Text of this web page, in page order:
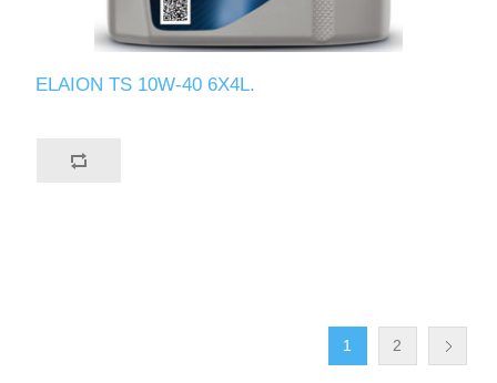
ELAION TS 10W-40 6X4L.
1 2